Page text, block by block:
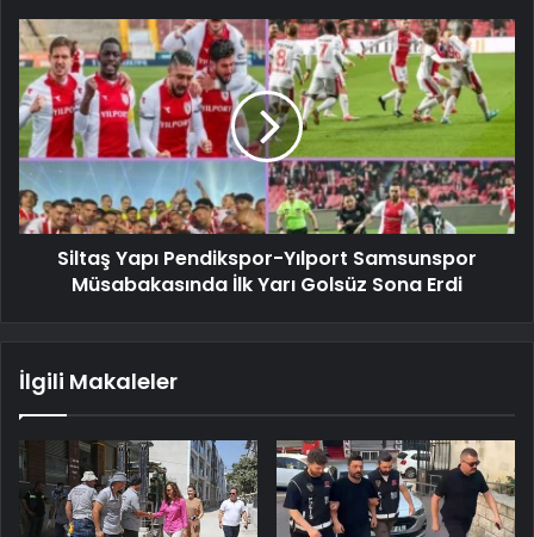
Siltaş Yapı Pendikspor-Yılport Samsunspor
Müsabakasında İlk Yarı Golsüz Sona Erdi
İlgili Makaleler